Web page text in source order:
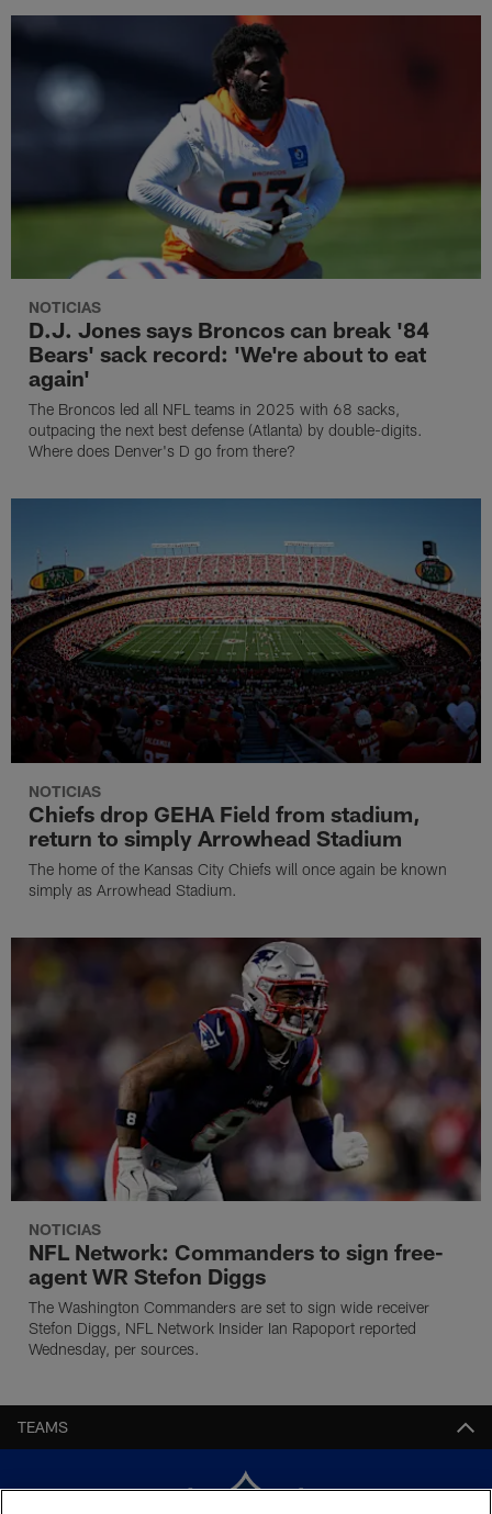
NOTICIAS
D.J. Jones says Broncos can break '84
Bears' sack record: 'We're about to eat
again'
The Broncos led all NFL teams in 2025 with 68 sacks,
outpacing the next best defense (Atlanta) by double-digits.
Where does Denver's D go from there?
NOTICIAS
Chiefs drop GEHA Field from stadium,
return to simply Arrowhead Stadium
The home of the Kansas City Chiefs will once again be known
simply as Arrowhead Stadium.
NOTICIAS
NFL Network: Commanders to sign free-
agent WR Stefon Diggs
The Washington Commanders are set to sign wide receiver
Stefon Diggs, NFL Network Insider Ian Rapoport reported
Wednesday, per sources.
TEAMS